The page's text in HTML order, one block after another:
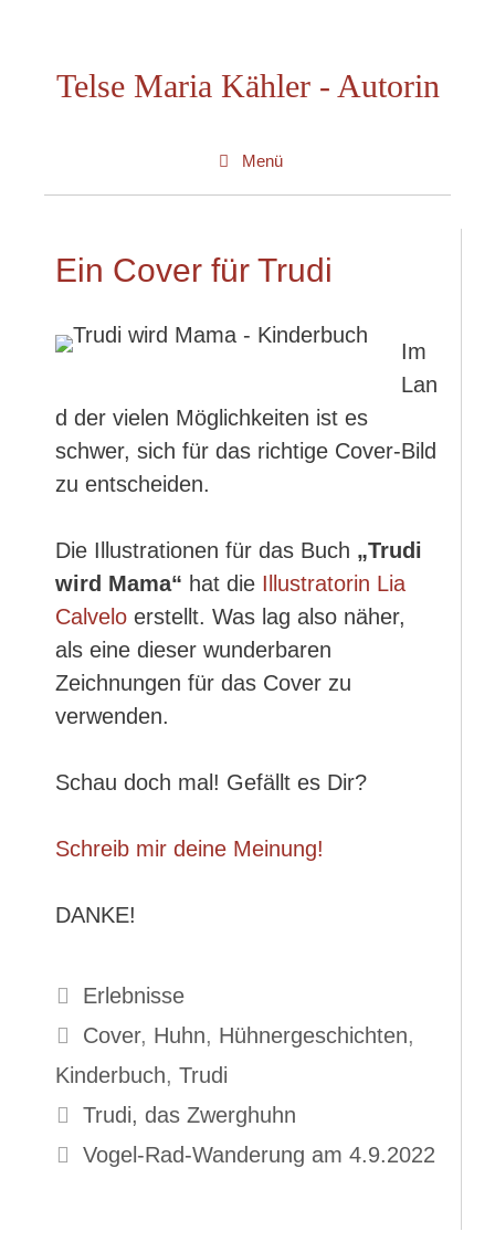
springenTelse Maria Kähler - Autorin
Menü
Ein Cover für Trudi
Im
Lan
d der vielen Möglichkeiten ist es
schwer, sich für das richtige Cover-Bild
zu entscheiden.
Die Illustrationen für das Buch „Trudi
wird Mama“ hat die Illustratorin Lia
Calvelo erstellt. Was lag also näher,
als eine dieser wunderbaren
Zeichnungen für das Cover zu
verwenden.
Schau doch mal! Gefällt es Dir?
Schreib mir deine Meinung!
DANKE!
Kategorien
Erlebnisse
Schlagwörter
Cover, Huhn, Hühnergeschichten,
Kinderbuch, Trudi
Trudi, das Zwerghuhn
Vogel-Rad-Wanderung am 4.9.2022